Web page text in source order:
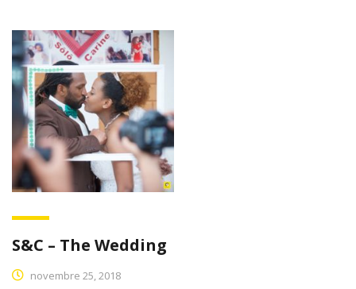
S&C – The Wedding
novembre 25, 2018